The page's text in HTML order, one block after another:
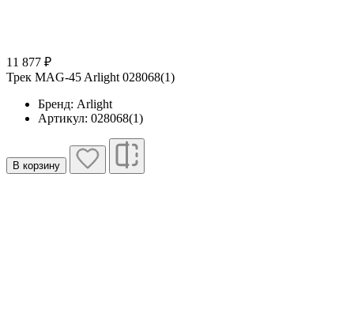
11 877 ₽
Трек MAG-45 Arlight 028068(1)
Бренд: Arlight
Артикул: 028068(1)
В корзину